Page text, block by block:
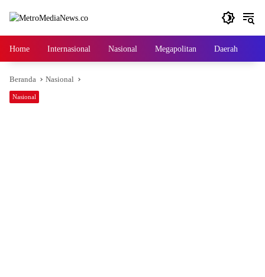
Home Internasional Nasional Megapolitan Daerah
Beranda Nasional
Nasional